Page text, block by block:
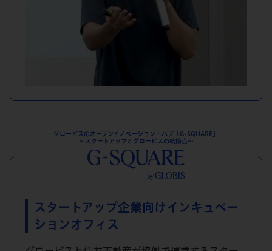
グロービスのオープンイノベーション・ハブ「G-SQUARE」
～スタートアップとグロービスの結節点～
スタートアップ企業向けインキュベー
ションオフィス